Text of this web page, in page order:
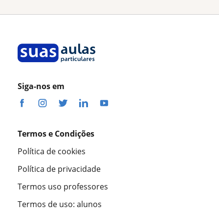
Siga-nos em
Termos e Condições
Política de cookies
Política de privacidade
Termos uso professores
Termos de uso: alunos